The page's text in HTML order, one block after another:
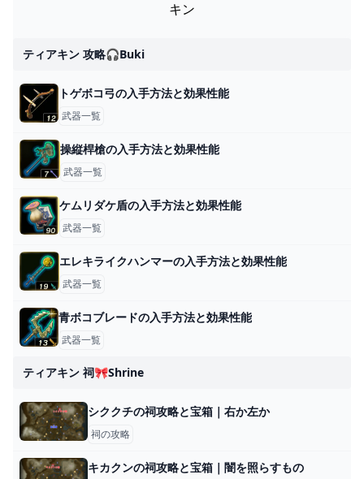
キン
ティアキン 攻略🎧buki
トゲボコ弓の入手方法と効果性能
武器一覧
操縦桿槍の入手方法と効果性能
武器一覧
ケムリダケ盾の入手方法と効果性能
武器一覧
エレキライクハンマーの入手方法と効果性能
武器一覧
青ボコブレードの入手方法と効果性能
武器一覧
ティアキン 祠🎀shrine
シククチの祠攻略と宝箱｜右か左か
祠の攻略
キカクンの祠攻略と宝箱｜闇を照らすもの